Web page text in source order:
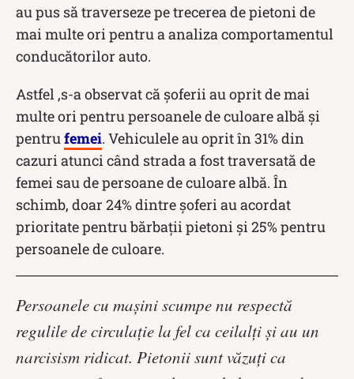
au pus să traverseze pe trecerea de pietoni de
mai multe ori pentru a analiza comportamentul
conducătorilor auto.
Astfel ,s-a observat că șoferii au oprit de mai
multe ori pentru persoanele de culoare albă și
pentru femei. Vehiculele au oprit în 31% din
cazuri atunci când strada a fost traversată de
femei sau de persoane de culoare albă. În
schimb, doar 24% dintre șoferi au acordat
prioritate pentru bărbații pietoni și 25% pentru
persoanele de culoare.
Persoanele cu mașini scumpe nu respectă
regulile de circulație la fel ca ceilalți și au un
narcisism ridicat. Pietonii sunt văzuți ca